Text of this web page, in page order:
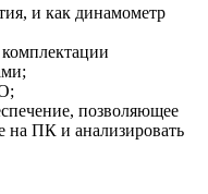
и как динамометр
позволяющее
на ПК и анализировать